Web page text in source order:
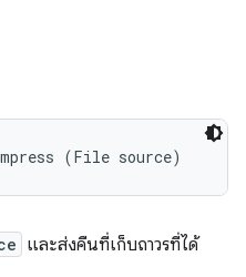
(File source)
และส่งคืนที่เก็บถาวรที่ได้